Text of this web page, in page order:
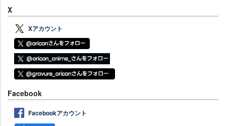
X
Xアカウント
Facebook
Facebookアカウント